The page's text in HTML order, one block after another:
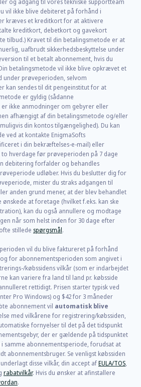
vil ikke blive debiteret på forhånd i
kræves et kreditkort for at aktivere
kreditkort, debetkort og gavekort
tilbud.) Kravet til din betalingsmetode er at
uafbrudt sikkerhedsbeskyttelse under
til et betalt abonnement, hvis du
betalingsmetode vil ikke blive opkrævet et
under prøveperioden, selvom
kan sendes til dit pengeinstitut for at
er gyldig (sådanne
ikke anmodninger om gebyrer eller
afhængigt af din betalingsmetode og/eller
din kontos tilgængelighed). Du kan
ved at kontakte EnigmaSofts
i din bekræftelses-e-mail) eller
to hverdage før prøveperioden på 7 dage
debitering forfalder og behandles
udløber. Hvis du beslutter dig for
mister du straks adgangen til
anden grund mener, at der blev behandlet
at foretage (hvilket f.eks. kan ske
kan du også annullere og modtage
når som helst inden for 30 dage efter
stillede spørgsmål.
vil du blive faktureret på forhånd
for abonnementsperioden som angivet i
købssidens vilkår (som er indarbejdet
kan variere fra land til land pr. købsside
rettidigt. Prisen starter typisk ved
Pro Windows) og $42for 3 måneder
abonnement vil automatisk blive
med vilkårene for registrering/købssiden,
fornyelser til det på det tidspunkt
der er gældende på tidspunktet
samme abonnementsperiode, forudsat at
abonnementsbruger. Se venligst købssiden
disse vilkår, din accept afEULA/TOS,
rabatvilkår. Hvis du ønsker at afinstallere
.